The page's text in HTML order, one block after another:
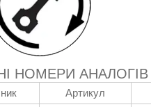
НОМЕРИ АНАЛОГІВ
Артикул